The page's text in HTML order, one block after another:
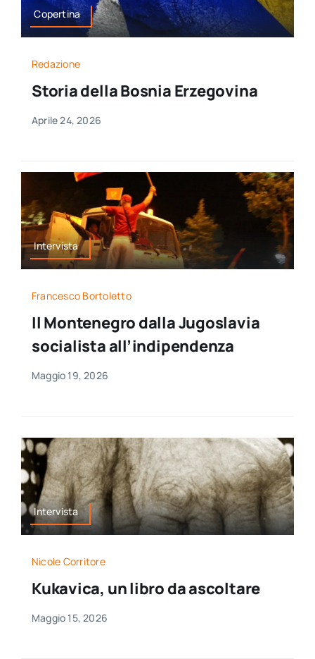
Copertina
Redazione
Storia della Bosnia Erzegovina
Aprile 24, 2026
Intervista
Francesco Bortoletto
Il Montenegro dalla Jugoslavia
socialista all’indipendenza
Maggio 19, 2026
Intervista
Nicole Corritore
Kukavica, un libro da ascoltare
Maggio 15, 2026